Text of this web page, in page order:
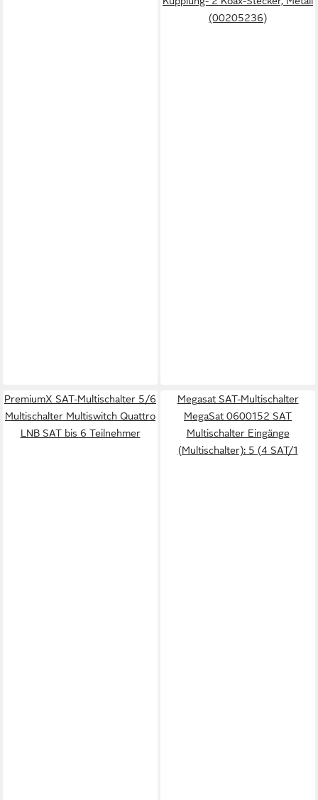
(00205236)
PremiumX SAT-Multischalter 5/6
Multischalter Multiswitch Quattro
LNB SAT bis 6 Teilnehmer
Megasat SAT-Multischalter
MegaSat 0600152 SAT
Multischalter Eingänge
(Multischalter): 5 (4 SAT/1